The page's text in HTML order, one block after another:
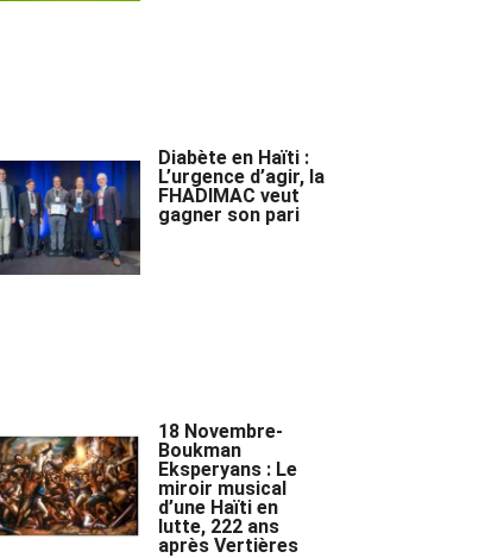
Diabète en Haïti :
L’urgence d’agir, la
FHADIMAC veut
gagner son pari
18 Novembre-
Boukman
Eksperyans : Le
miroir musical
d’une Haïti en
lutte, 222 ans
après Vertières